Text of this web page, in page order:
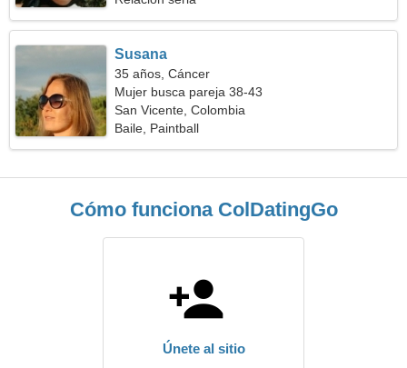
Susana
35 años, Cáncer
Mujer busca pareja 38-43
San Vicente, Colombia
Baile, Paintball
Cómo funciona ColDatingGo
Únete al sitio